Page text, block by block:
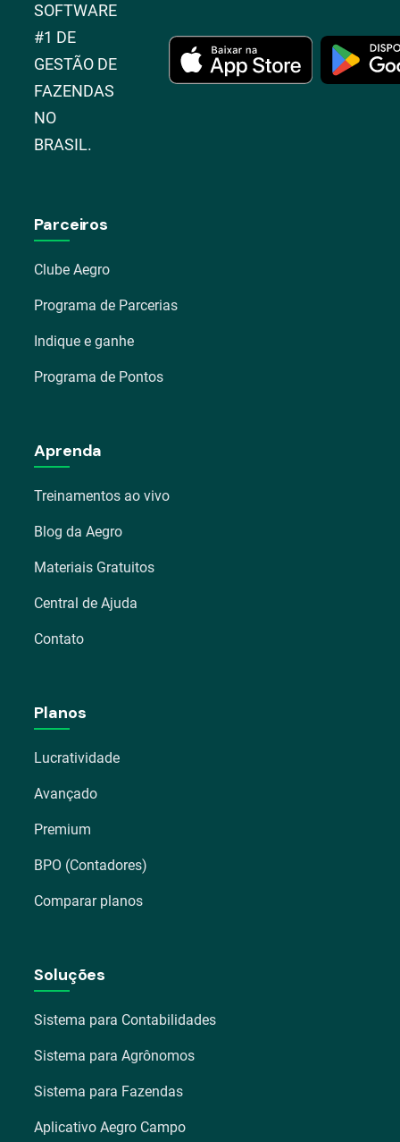
SOFTWARE
#1 DE
GESTÃO DE
FAZENDAS
NO
BRASIL.
Parceiros
Clube Aegro
Programa de Parcerias
Indique e ganhe
Programa de Pontos
Aprenda
Treinamentos ao vivo
Blog da Aegro
Materiais Gratuitos
Central de Ajuda
Contato
Planos
Lucratividade
Avançado
Premium
BPO (Contadores)
Comparar planos
Soluções
Sistema para Contabilidades
Sistema para Agrônomos
Sistema para Fazendas
Aplicativo Aegro Campo